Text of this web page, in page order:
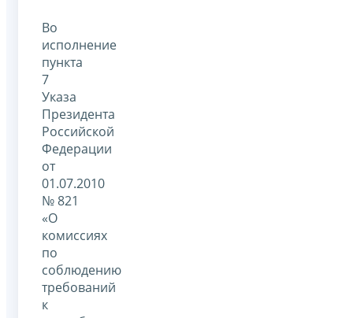
Во
исполнение
пункта
7
Указа
Президента
Российской
Федерации
от
01.07.2010
№ 821
«О
комиссиях
по
соблюдению
требований
к